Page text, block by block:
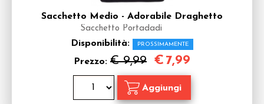
Sacchetto Medio - Adorabile Draghetto
Sacchetto Portadadi
Disponibilità: PROSSIMAMENTE
Prezzo: € 9,99 € 7,99